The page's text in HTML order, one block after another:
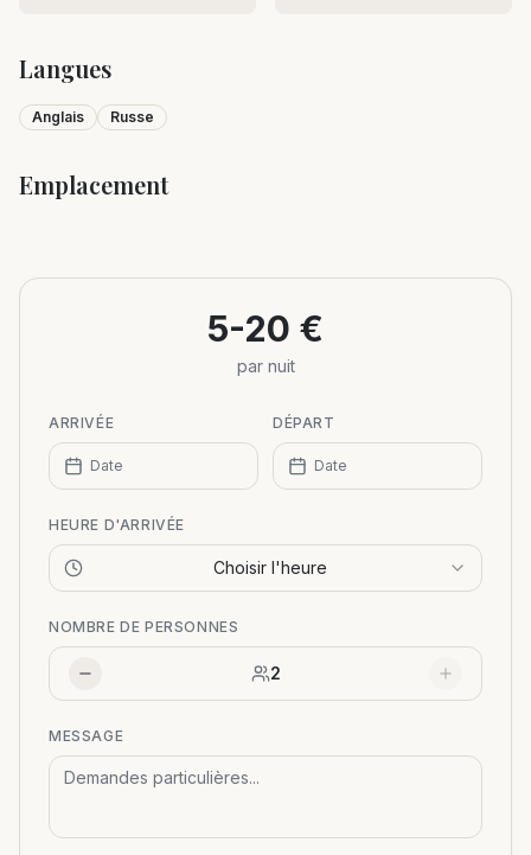
Langues
Anglais Russe
Emplacement
−
5-20 €
par nuit
ARRIVÉE
Date
DÉPART
Date
HEURE D'ARRIVÉE
Choisir l'heure
NOMBRE DE PERSONNES
2
MESSAGE